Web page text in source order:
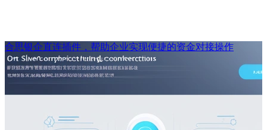
合思银企直连插件，帮助企业实现便捷的资金对接操作